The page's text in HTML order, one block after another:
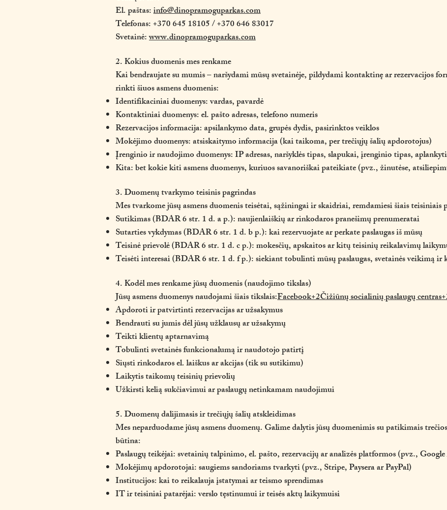
El. paštas:info@dinopramoguparkas.com
Telefonas: +370 645 18105 / +370 646 83017
Svetainė:www.dinopramoguparkas.com
2. Kokius duomenis mes renkame
Kai bendraujate su mumis – naršydami mūsų svetainėje, pildydami kontaktinę ar rezervacijos
rinkti šiuos asmens duomenis:
Identifikaciniai duomenys: vardas, pavardė
Kontaktiniai duomenys: el. pašto adresas, telefono numeris
Rezervacijos informacija: apsilankymo data, grupės dydis, pasirinktos veiklos
Mokėjimo duomenys: atsiskaitymo informacija (kai taikoma, per trečiųjų šalių apdorotojus)
Įrenginio ir naudojimo duomenys: IP adresas, naršyklės tipas, slapukai, įrenginio tipas,
Kita: bet kokie kiti asmens duomenys, kuriuos savanoriškai pateikiate (pvz., žinutėse,
3. Duomenų tvarkymo teisinis pagrindas
Mes tvarkome jūsų asmens duomenis teisėtai, sąžiningai ir skaidriai, remdamiesi šiais teisiniais
Sutikimas (BDAR 6 str. 1 d. a p.): naujienlaiškių ar rinkodaros pranešimų prenumeratai
Sutarties vykdymas (BDAR 6 str. 1 d. b p.): kai rezervuojate ar perkate paslaugas iš mūsų
Teisinė prievolė (BDAR 6 str. 1 d. c p.): mokesčių, apskaitos ar kitų teisinių reikalavimų
Teisėti interesai (BDAR 6 str. 1 d. f p.): siekiant tobulinti mūsų paslaugas, svetainės veikimą
4. Kodėl mes renkame jūsų duomenis (naudojimo tikslas)
Jūsų asmens duomenys naudojami šiais tikslais:Facebook+2Čižiūnų socialinių paslaugų
Apdoroti ir patvirtinti rezervacijas ar užsakymus
Bendrauti su jumis dėl jūsų užklausų ar užsakymų
Teikti klientų aptarnavimą
Tobulinti svetainės funkcionalumą ir naudotojo patirtį
Siųsti rinkodaros el. laiškus ar akcijas (tik su sutikimu)
Laikytis taikomų teisinių prievolių
Užkirsti kelią sukčiavimui ar paslaugų netinkamam naudojimui
5. Duomenų dalijimasis ir trečiųjų šalių atskleidimas
Mes neparduodame jūsų asmens duomenų. Galime dalytis jūsų duomenimis su patikimais
būtina:
Paslaugų teikėjai: svetainių talpinimo, el. pašto, rezervacijų ar analizės platformos (pvz.,
Mokėjimų apdorotojai: saugiems sandoriams tvarkyti (pvz., Stripe, Paysera ar PayPal)
Institucijos: kai to reikalauja įstatymai ar teismo sprendimas
IT ir teisiniai patarėjai: verslo tęstinumui ir teisės aktų laikymuisi